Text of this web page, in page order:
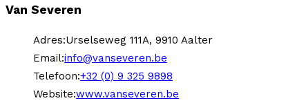
Van Severen
Adres:Urselseweg 111A, 9910 Aalter
Email:info@vanseveren.be
Telefoon:+32 (0) 9 325 9898
Website:www.vanseveren.be